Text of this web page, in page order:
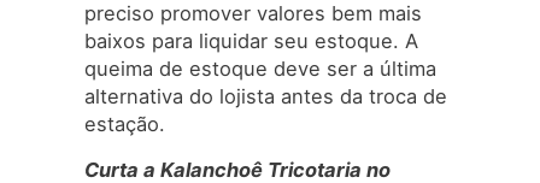
preciso promover valores bem mais
baixos para liquidar seu estoque. A
queima de estoque deve ser a última
alternativa do lojista antes da troca de
estação.
Curta a Kalanchoê Tricotaria no